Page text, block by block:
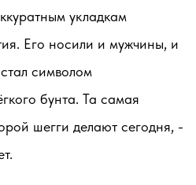
укладкам
Его носили и мужчины, и
символом
бунта. Та самая
шегги делают сегодня, -